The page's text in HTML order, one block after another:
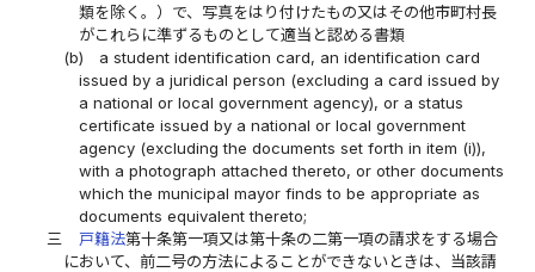
類を除く。）で、写真をはり付けたもの又はその他市町村長
がこれらに準ずるものとして適当と認める書類
(b)
a student identification card, an identification card
issued by a juridical person (excluding a card issued by
a national or local government agency), or a status
certificate issued by a national or local government
agency (excluding the documents set forth in item (i)),
with a photograph attached thereto, or other documents
which the municipal mayor finds to be appropriate as
documents equivalent thereto;
三
戸籍法第十条第一項又は第十条の二第一項の請求をする場合
において、前二号の方法によることができないときは、当該請